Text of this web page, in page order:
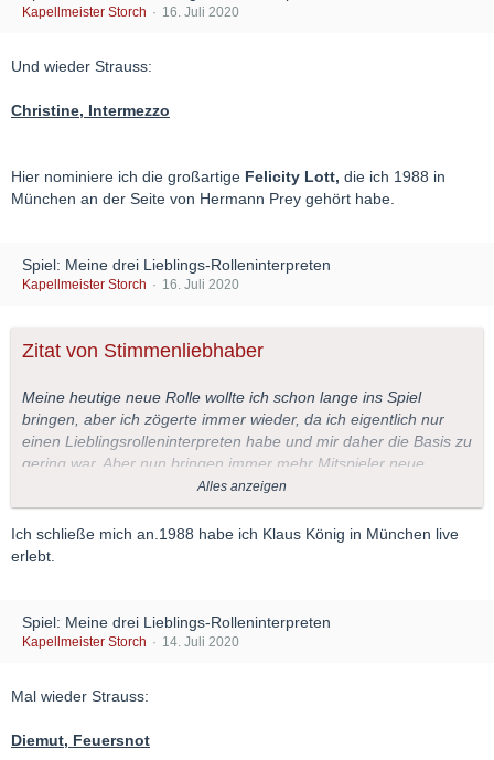
Kapellmeister Storch 16. Juli 2020
Und wieder Strauss:
Christine, Intermezzo
Hier nominiere ich die großartige Felicity Lott, die ich 1988 in
München an der Seite von Hermann Prey gehört habe.
Spiel: Meine drei Lieblings-Rolleninterpreten
Kapellmeister Storch 16. Juli 2020
Zitat von Stimmenliebhaber
Meine heutige neue Rolle wollte ich schon lange ins Spiel
bringen, aber ich zögerte immer wieder, da ich eigentlich nur
einen Lieblingsrolleninterpreten habe und mir daher die Basis zu
gering war. Aber nun bringen immer mehr Mitspieler neue
Rollen ins Spiel, bei denen sie nur einen
Lieblingsrolleninterpreten nennen - und da seit gestern nun
sogar schon die "Feuersnot" im Spiel ist, wird es nun wirklich
höchste Zeit für den
wen es gleich zwei Aufnahmen von ihm gibt, wobei ich die gleich
als Video verlinkte Münchner Aufnahme bevorzuge (auch, aber
Fakt ist, dass ich diese Oper nicht so häufig und gerne hören
hören würde.
Alles anzeigen
Ich schließe mich an.1988 habe ich Klaus König in München live
erlebt.
Spiel: Meine drei Lieblings-Rolleninterpreten
Kapellmeister Storch 14. Juli 2020
Mal wieder Strauss:
Diemut, Feuersnot